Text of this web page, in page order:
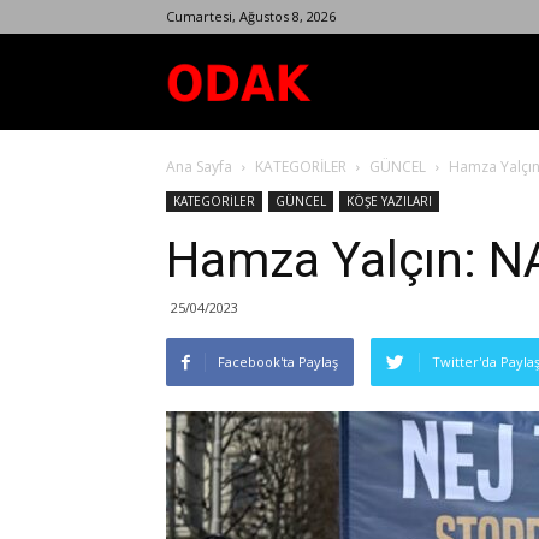
Cumartesi, Ağustos 8, 2026
Dergisi
Ana Sayfa KATEGORİLER GÜNCEL Hamza
KATEGORİLER GÜNCEL KÖŞE YAZILARI
Hamza Yalçın:
25/04/2023
Facebook'ta Paylaş Twitter'da Paylaş